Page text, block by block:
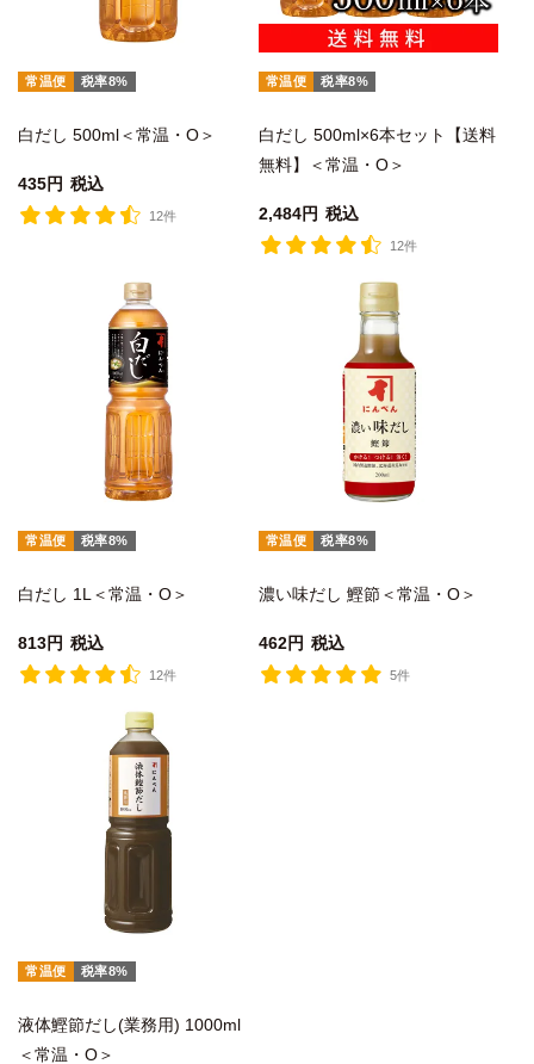
常温便 税率8%
白だし 500ml＜常温・O＞
435 税込
12件
常温便 税率8%
白だし 500ml×6本セット【送料
無料】＜常温・O＞
2,484 税込
12件
常温便 税率8%
白だし 1L＜常温・O＞
813 税込
12件
常温便 税率8%
濃い味だし 鰹節＜常温・O＞
462 税込
5件
常温便 税率8%
液体鰹節だし(業務用) 1000ml
＜常温・O＞